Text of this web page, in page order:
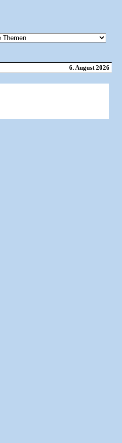
6. August 2026